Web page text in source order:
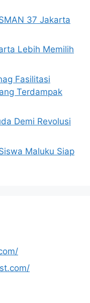
37 Jakarta
Lebih Memilih
Fasilitasi
Terdampak
Demi Revolusi
Maluku Siap